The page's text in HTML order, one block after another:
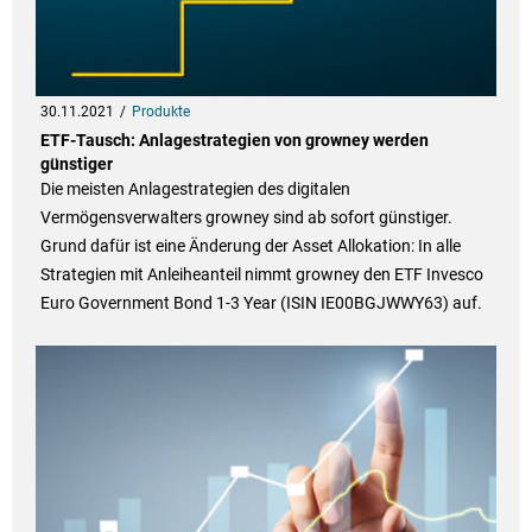
30.11.2021 Produkte
ETF-Tausch: Anlagestrategien von growney werden
günstiger
Die meisten Anlagestrategien des digitalen
Vermögensverwalters growney sind ab sofort günstiger.
Grund dafür ist eine Änderung der Asset Allokation: In alle
Strategien mit Anleiheanteil nimmt growney den ETF Invesco
Euro Government Bond 1-3 Year (ISIN IE00BGJWWY63) auf.